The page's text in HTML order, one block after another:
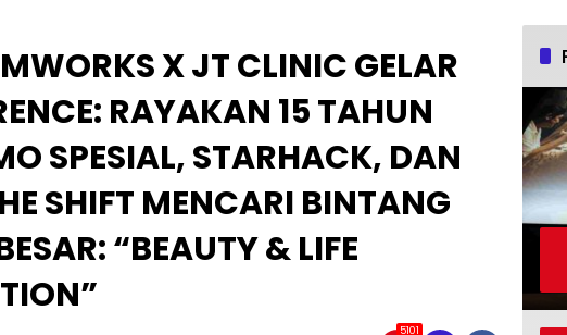
X JT CLINIC GELAR
RAYAKAN 15 TAHUN
SPESIAL, STARHACK, DAN
SHIFT MENCARI BINTANG
“BEAUTY & LIFE
5101